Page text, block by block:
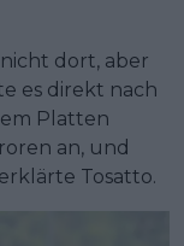
dort, aber
es direkt nach
Platten
an, und
Tosatto.